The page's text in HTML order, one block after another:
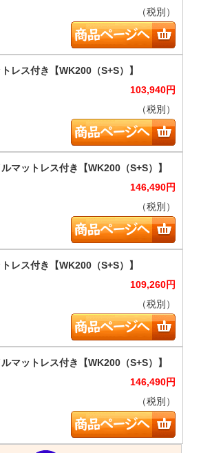
（税別）
103,940円
（税別）
146,490円
（税別）
109,260円
（税別）
146,490円
（税別）